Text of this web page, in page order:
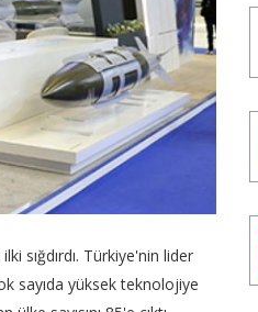
sığdırdı. Türkiye'nin lider
sayıda yüksek teknolojiye